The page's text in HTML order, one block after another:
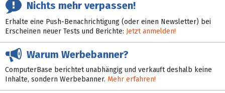
Nichts mehr verpassen!
Erhalte eine Push-Benachrichtigung (oder einen Newsletter) bei
Erscheinen neuer Tests und Berichte: Jetzt anmelden!
Warum Werbebanner?
ComputerBase berichtet unabhängig und verkauft deshalb keine
Inhalte, sondern Werbebanner. Mehr erfahren!